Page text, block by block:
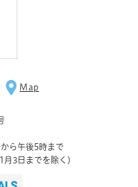
Map
ら午後5時まで
月3日までを除く)